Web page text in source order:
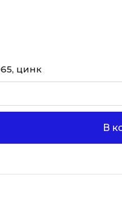
цинк
В